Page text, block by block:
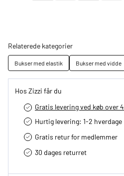
Relaterede kategorier
Bukser med elastik Bukser med vidde
Hos Zizzi får du
Gratis levering ved køb over
Hurtig levering­: 1-2 hverdage
Gratis retur for medlemmer
30 dages returret